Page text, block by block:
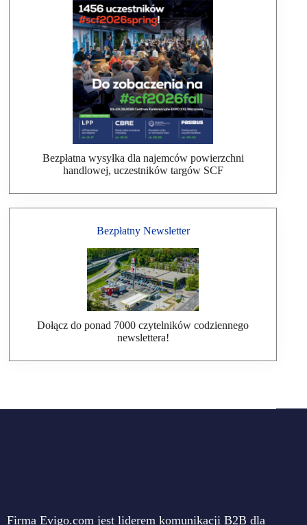
Bezpłatna wysyłka dla najemców powierzchni
handlowej, uczestników targów SCF
Bezpłatny Newsletter
Dołącz do ponad 7000 czytelników codziennego
newslettera!
Firma Evigo.com jest liderem komunikacji B2B dla